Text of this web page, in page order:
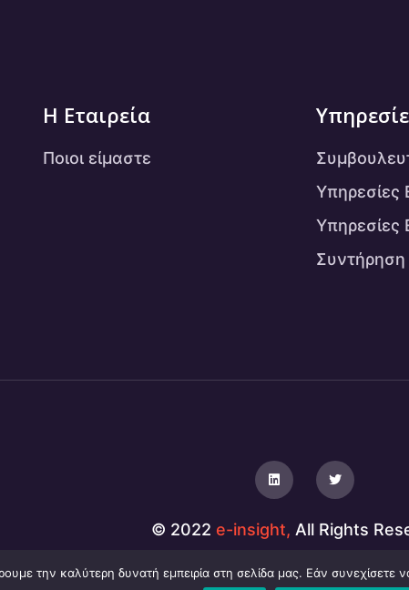
Η Εταιρεία
Ποιοι είμαστε
Υπηρεσίες
Υπηρεσίες
Συντήρηση
© 2022 e-insight, All Rights
την καλύτερη δυνατή εμπειρία στη σελίδα μας. Εάν συνεχίσετε